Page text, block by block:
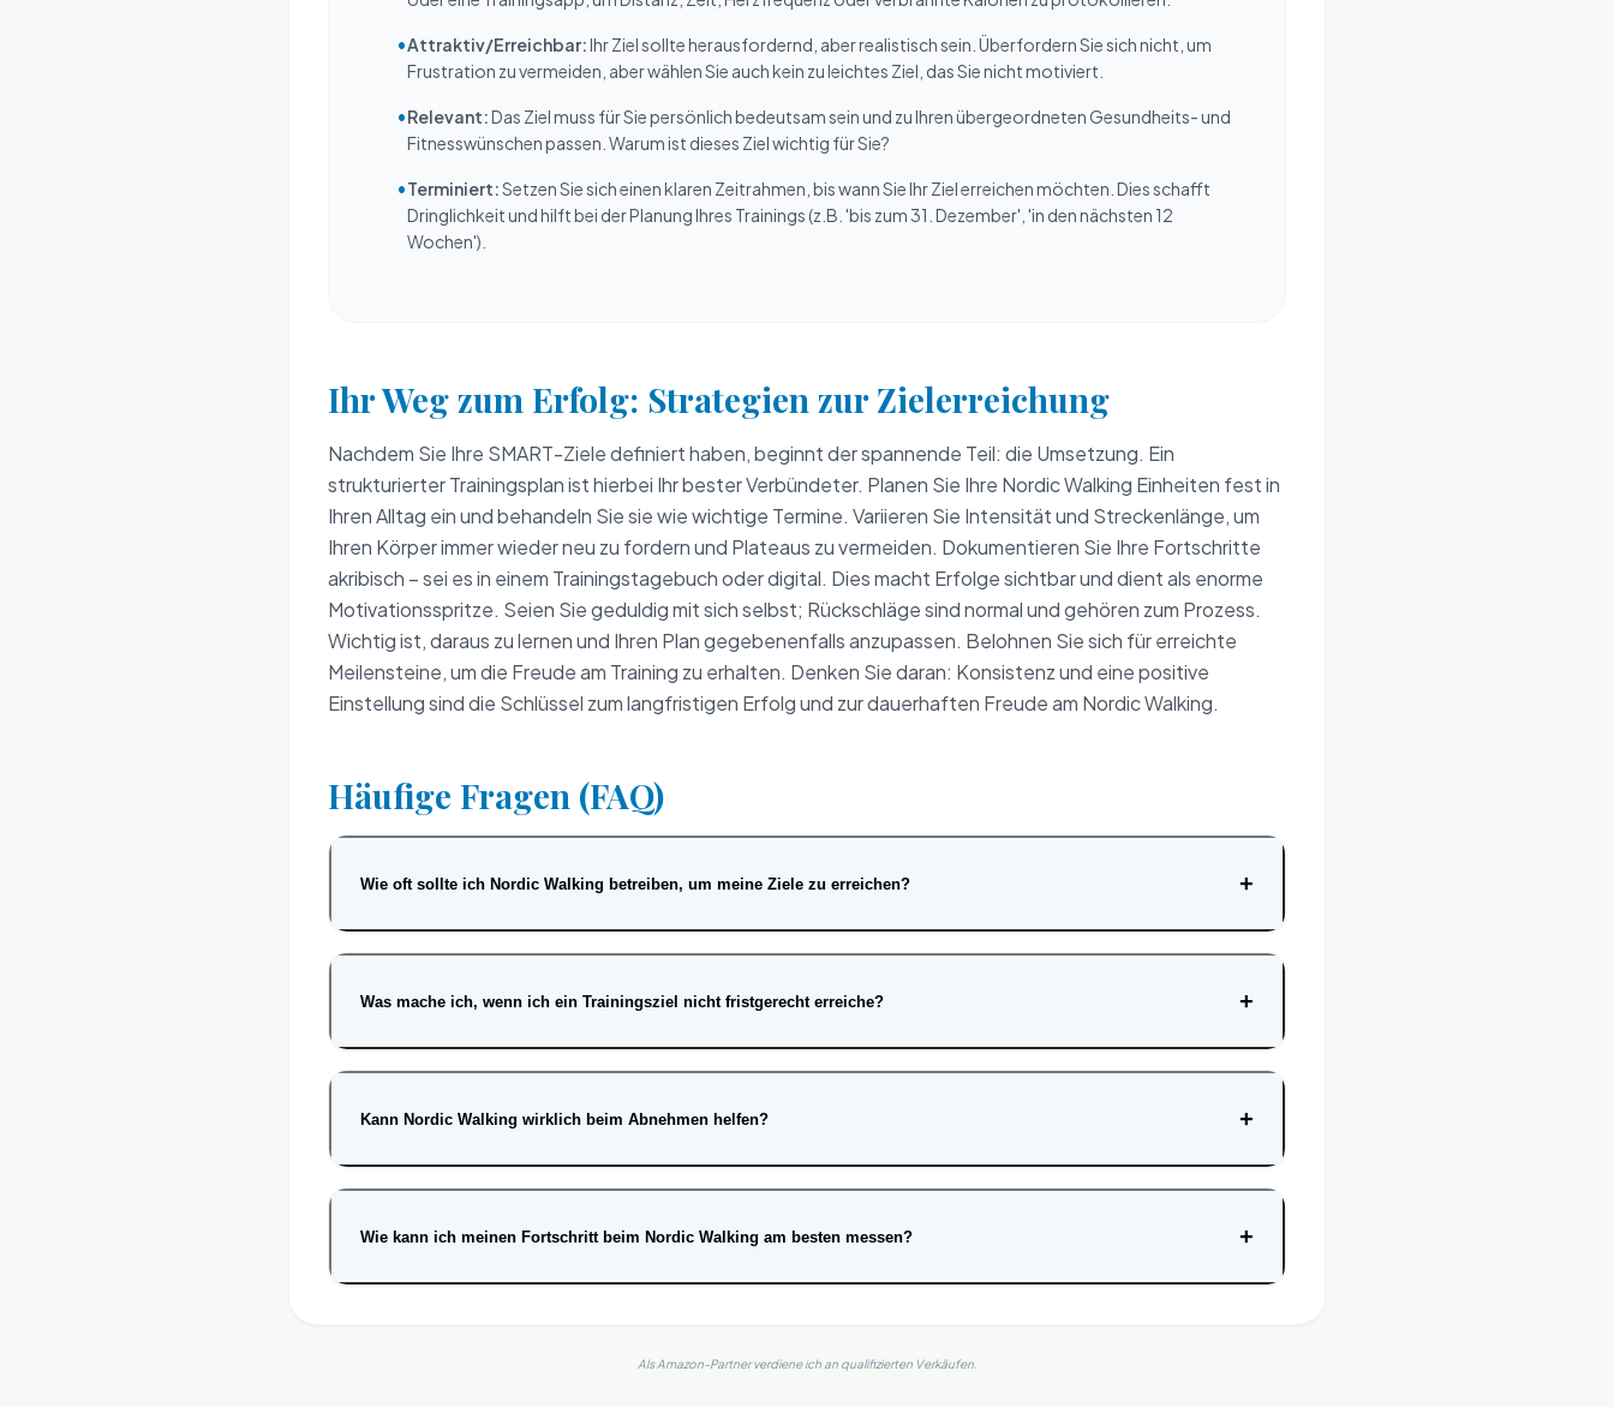
•Attraktiv/Erreichbar:Ihr Ziel sollte herausfordernd, aber realistisch sein. Überfordern Sie sich nicht, um
Frustration zu vermeiden, aber wählen Sie auch kein zu leichtes Ziel, das Sie nicht motiviert.
•Relevant:Das Ziel muss für Sie persönlich bedeutsam sein und zu Ihren übergeordneten Gesundheits- und
Fitnesswünschen passen. Warum ist dieses Ziel wichtig für Sie?
•Terminiert:Setzen Sie sich einen klaren Zeitrahmen, bis wann Sie Ihr Ziel erreichen möchten. Dies schafft
Dringlichkeit und hilft bei der Planung Ihres Trainings (z.B. 'bis zum 31. Dezember', 'in den nächsten 12
Wochen').
Ihr Weg zum Erfolg: Strategien zur Zielerreichung
Nachdem Sie Ihre SMART-Ziele definiert haben, beginnt der spannende Teil: die Umsetzung. Ein
strukturierter Trainingsplan ist hierbei Ihr bester Verbündeter. Planen Sie Ihre Nordic Walking Einheiten fest in
Ihren Alltag ein und behandeln Sie sie wie wichtige Termine. Variieren Sie Intensität und Streckenlänge, um
Ihren Körper immer wieder neu zu fordern und Plateaus zu vermeiden. Dokumentieren Sie Ihre Fortschritte
akribisch – sei es in einem Trainingstagebuch oder digital. Dies macht Erfolge sichtbar und dient als enorme
Motivationsspritze. Seien Sie geduldig mit sich selbst; Rückschläge sind normal und gehören zum Prozess.
Wichtig ist, daraus zu lernen und Ihren Plan gegebenenfalls anzupassen. Belohnen Sie sich für erreichte
Meilensteine, um die Freude am Training zu erhalten. Denken Sie daran: Konsistenz und eine positive
Einstellung sind die Schlüssel zum langfristigen Erfolg und zur dauerhaften Freude am Nordic Walking.
Häufige Fragen (FAQ)
Wie oft sollte ich Nordic Walking betreiben, um meine Ziele zu erreichen? +
Was mache ich, wenn ich ein Trainingsziel nicht fristgerecht erreiche? +
Kann Nordic Walking wirklich beim Abnehmen helfen? +
Wie kann ich meinen Fortschritt beim Nordic Walking am besten messen? +
Als Amazon-Partner verdiene ich an qualifizierten Verkäufen.